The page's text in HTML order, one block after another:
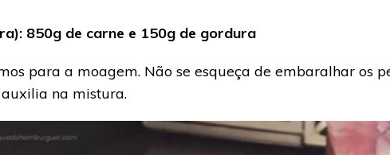
850g de carne e 150g de gordura
para a moagem. Não se esqueça de embaralhar os
na mistura.